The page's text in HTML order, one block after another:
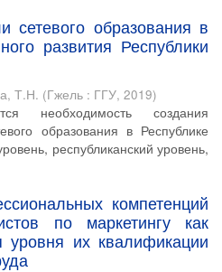
сетевого образования в
развития Республики
Т.Н. (Гжель : ГГУ, 2019)
необходимость создания
образования в Республике
республиканский уровень,
компетенций
по маркетингу как
уровня их квалификации